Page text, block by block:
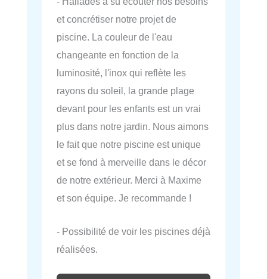
et concrétiser notre projet de
piscine. La couleur de l'eau
changeante en fonction de la
luminosité, l'inox qui reflète les
rayons du soleil, la grande plage
devant pour les enfants est un vrai
plus dans notre jardin. Nous aimons
le fait que notre piscine est unique
et se fond à merveille dans le décor
de notre extérieur. Merci à Maxime
et son équipe. Je recommande !
- Possibilité de voir les piscines déjà
réalisées.